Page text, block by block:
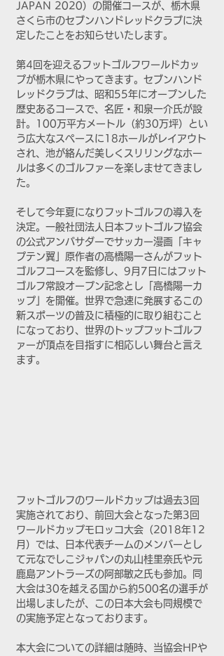
JAPAN 2020）の開催コースが、栃木県
さくら市のセブンハンドレッドクラブに決
定したことをお知らせいたします。
第4回を迎えるフットゴルフワールドカッ
プが栃木県にやってきます。セブンハンド
レッドクラブは、昭和55年にオープンした
歴史あるコースで、名匠・和泉一介氏が設
計。100万平方メートル（約30万坪）とい
う広大なスペースに18ホールがレイアウト
され、池が絡んだ美しくスリリングなホー
ルは多くのゴルファーを楽しませてきまし
た。
そして今年夏になりフットゴルフの導入を
決定。一般社団法人日本フットゴルフ協会
の公式アンバサダーでサッカー漫画「キャ
プテン翼」原作者の高橋陽一さんがフット
ゴルフコースを監修し、9月7日にはフット
ゴルフ常設オープン記念とし「高橋陽一カ
ップ」を開催。世界で急速に発展するこの
新スポーツの普及に積極的に取り組むこと
になっており、世界のトップフットゴルフ
ァーが頂点を目指すに相応しい舞台と言え
ます。
フットゴルフのワールドカップは過去3回
実施されており、前回大会となった第3回
ワールドカップモロッコ大会（2018年12
月）では、日本代表チームのメンバーとし
て元なでしこジャパンの丸山桂里奈氏や元
鹿島アントラーズの阿部敏之氏も参加。同
大会は30を越える国から約500名の選手が
出場しましたが、この日本大会も同規模で
の実施予定となっております。
本大会についての詳細は随時、当協会HPや